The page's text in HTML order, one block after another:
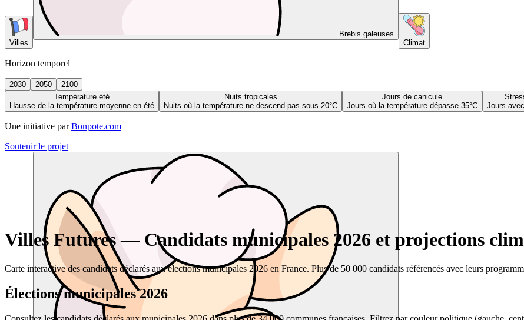
Villes
Brebis galeuses
Climat
Horizon temporel
2030 2050
2100
Température été
Hausse de la température moyenne en été
Nuits tropicales
Nuits où la température ne descend pas sous 20°C
Jours de canicule
Jours où la température dépasse 35°C
Jours
Une initiative par Bonpote.com
Soutenir le projet
Villes Futures — Candidats municipales 2026 et projections
Carte interactive des candidats déclarés aux élections municipales 2026 en France. Plus de 50 000 candidats référencés avec leurs
Élections municipales 2026